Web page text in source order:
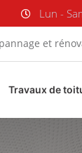
Lun -
et
Travaux de